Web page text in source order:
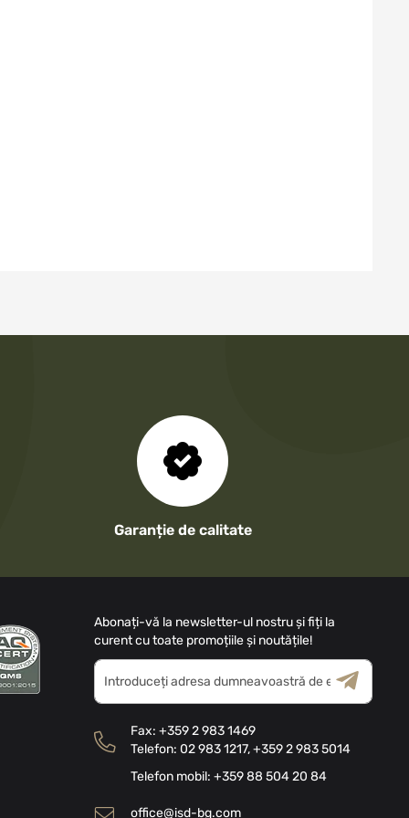
Garanție de calitate
Abonați-vă la newsletter-ul nostru și fiți la
curent cu toate promoțiile și noutățile!
Inscrieți-
vă
la
noastre
informative
Termeni și
Condiții
Politica
de Confidențialitate
Fax:+359 2 983 1469
Telefon:02 983 1217,+359 2 983 5014
Telefon mobil:+359 88 504 20 84
office@isd-bg.com